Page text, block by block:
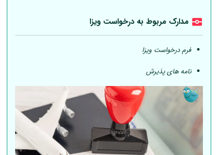
مدارک مربوط به درخواست ویزا
فرم درخواست ویزا
نامه های پذیرش